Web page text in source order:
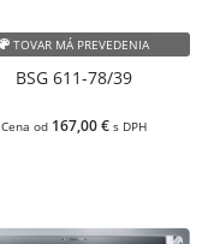
BSG 611-78/39
Cena od 167,00 € s DPH
TOVAR MÁ PREVEDENIA